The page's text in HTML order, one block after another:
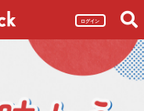
ログイン